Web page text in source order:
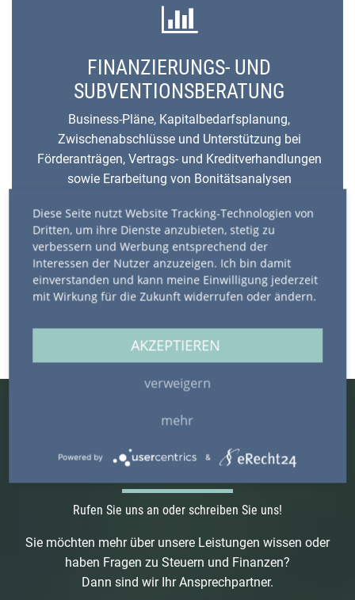
FINANZIERUNGS- UND
SUBVENTIONSBERATUNG
Business-Pläne, Kapitalbedarfsplanung,
Zwischenabschlüsse und Unterstützung bei
Förderanträgen, Vertrags- und Kreditverhandlungen
sowie Erarbeitung von Bonitätsanalysen
unaufgefordert.
MEHR ERFAHREN
WIR SIND FÜR SIE DA.
Rufen Sie uns an oder schreiben Sie uns!
Sie möchten mehr über unsere Leistungen wissen oder
haben Fragen zu Steuern und Finanzen?
Dann sind wir Ihr Ansprechpartner.
Diese Seite nutzt Website Tracking-Technologien von
Dritten, um ihre Dienste anzubieten, stetig zu
verbessern und Werbung entsprechend der
Interessen der Nutzer anzuzeigen. Ich bin damit
einverstanden und kann meine Einwilligung jederzeit
mit Wirkung für die Zukunft widerrufen oder ändern.
AKZEPTIEREN
verweigern
mehr
Powered by &